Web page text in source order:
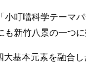
叮噹科学テーマ
新竹八景の一つ
基本元素を融合